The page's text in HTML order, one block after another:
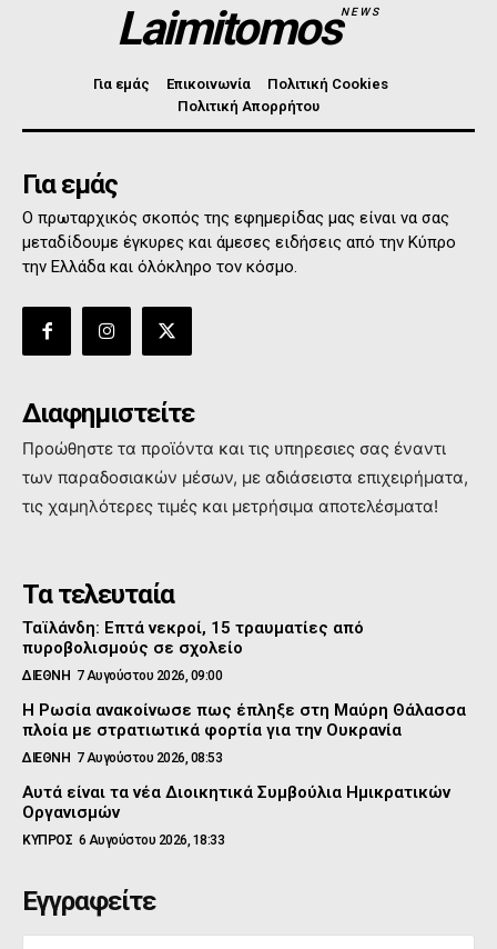
LaimitomosNEWS
Για εμάς Επικοινωνία
Πολιτική Cookies
Πολιτική Απορρήτου
Για εμάς
Ο πρωταρχικός σκοπός της εφημερίδας μας είναι να σας
μεταδίδουμε έγκυρες και άμεσες ειδήσεις από την Κύπρο
την Ελλάδα και όλόκληρο τον κόσμο.
Διαφημιστείτε
Προώθηστε τα προϊόντα και τις υπηρεσιες σας έναντι
των παραδοσιακών μέσων, με αδιάσειστα επιχειρήματα,
τις χαμηλότερες τιμές και μετρήσιμα αποτελέσματα!
Τα τελευταία
Ταϊλάνδη: Επτά νεκροί, 15 τραυματίες από
πυροβολισμούς σε σχολείο
ΔΙΕΘΝΗ 7 Αυγούστου 2026, 09:00
Η Ρωσία ανακοίνωσε πως έπληξε στη Μαύρη Θάλασσα
πλοία με στρατιωτικά φορτία για την Ουκρανία
ΔΙΕΘΝΗ 7 Αυγούστου 2026, 08:53
Αυτά είναι τα νέα Διοικητικά Συμβούλια Ημικρατικών
Οργανισμών
ΚΥΠΡΟΣ 6 Αυγούστου 2026, 18:33
Εγγραφείτε